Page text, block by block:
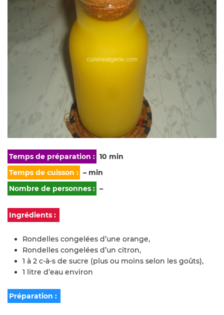
Temps de préparation : 10 min
Temps de cuisson : – min
Nombre de personnes : –
Ingrédients :
Rondelles congelées d’une orange,
Rondelles congelées d’un citron,
1 à 2 c-à-s de sucre (plus ou moins selon les goûts),
1 litre d’eau environ
Préparation :